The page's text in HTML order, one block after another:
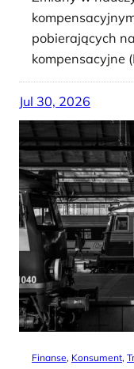
pobierających
kompensacyjne
Jul 30, 2026
Finanse, Konsument,